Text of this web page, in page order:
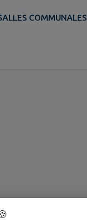
COMMUNALES